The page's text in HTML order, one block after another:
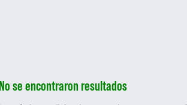
No se encontraron resultados